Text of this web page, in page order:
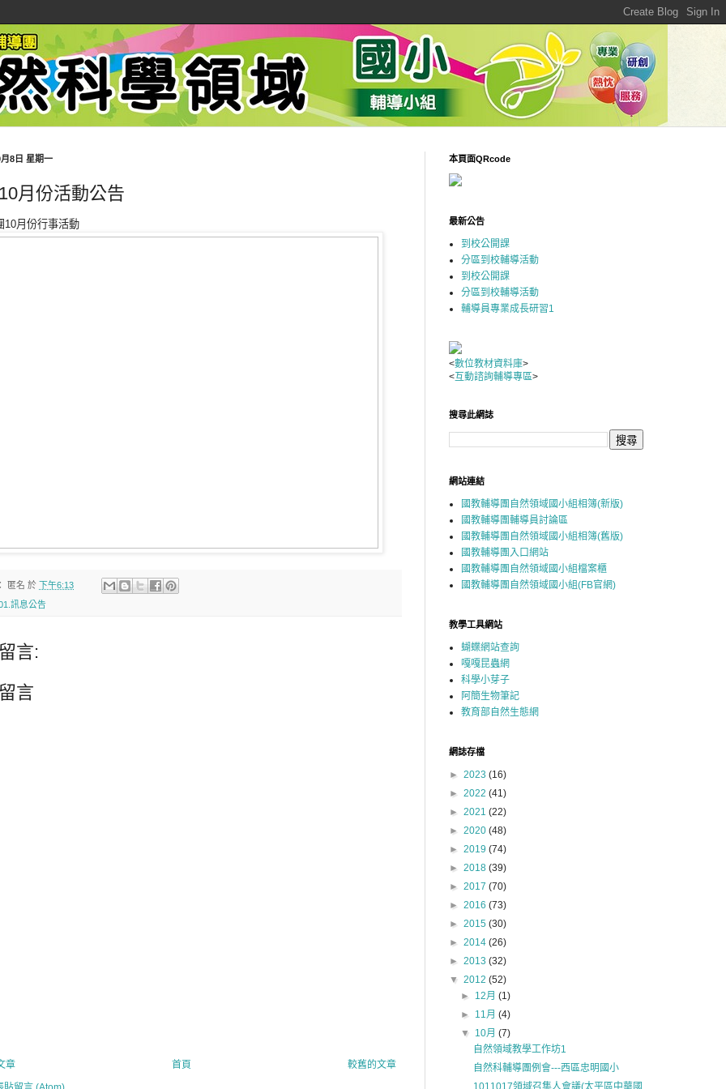
8日 星期一
月份活動公告
10月份行事活動
匿名 於 下午6:13
訊息公告
言:
言
章 較舊的文章
首頁
本頁面QRcode
最新公告
到校公開課
分區到校輔導活動
到校公開課
分區到校輔導活動
輔導員專業成長研習1
<數位教材資料庫>
<互動諮詢輔導專區>
搜尋此網誌
網站連結
國教輔導團自然領域國小組相簿(新版)
國教輔導團輔導員討論區
國教輔導團自然領域國小組相簿(舊版)
國教輔導團入口網站
國教輔導團自然領域國小組檔案櫃
國教輔導團自然領域國小組(FB官網)
教學工具網站
蝴蝶網站查詢
嘎嘎昆蟲網
科學小芽子
阿簡生物筆記
教育部自然生態網
網誌存檔
► 2023 (16)
► 2022 (41)
► 2021 (22)
► 2020 (48)
► 2019 (74)
► 2018 (39)
► 2017 (70)
► 2016 (73)
► 2015 (30)
► 2014 (26)
► 2013 (32)
▼ 2012 (52)
► 12月(1)
► 11月(4)
▼ 10月(7)
自然領域教學工作坊1
自然科輔導團例會---西區忠明國小
1011017領域召集人會議(太平區中華國